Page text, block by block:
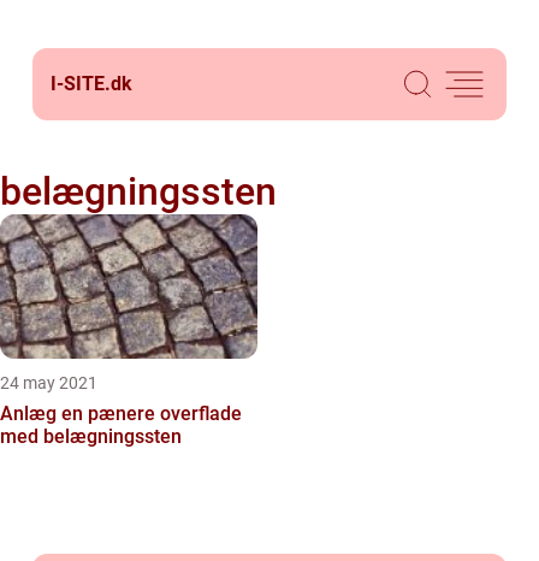
I-SITE.dk
belægningssten
24 may 2021
Anlæg en pænere overflade
med belægningssten